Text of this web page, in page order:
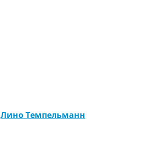
Лино Темпельманн